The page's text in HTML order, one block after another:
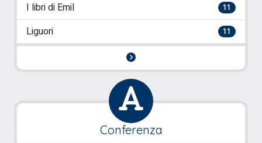
I libri di Emil 11
Liguori 11
Conferenza